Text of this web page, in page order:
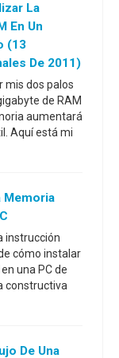
La
En Un
(13
De 2011)
mis dos palos
de RAM
aumentará
Aquí está mi
Memoria
instrucción
cómo instalar
una PC de
constructiva
De Una